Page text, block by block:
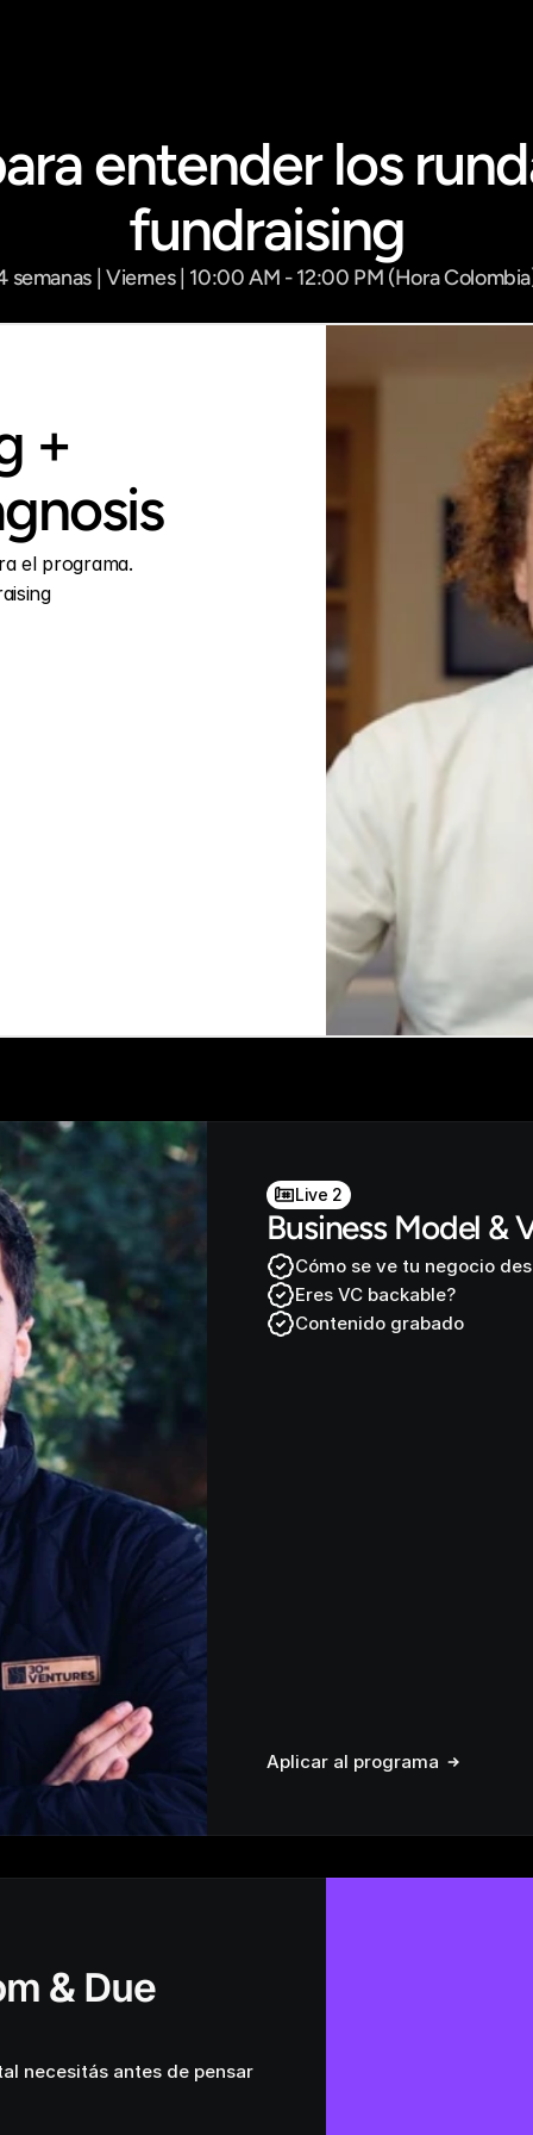
entender los
fundraising
semanas | Viernes | 10:00 AM - 12:00 PM (Hora
+
el programa.
Live 2
Business Model &
Cómo se ve tu negocio
Eres VC backable?
Contenido grabado
Aplicar al programa
& Due
necesitás antes de pensar